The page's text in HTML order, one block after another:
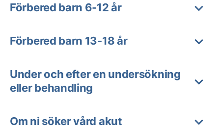
Förbered barn 6-12 år
Förbered barn 13-18 år
Under och efter en undersökning
eller behandling
Om ni söker vård akut